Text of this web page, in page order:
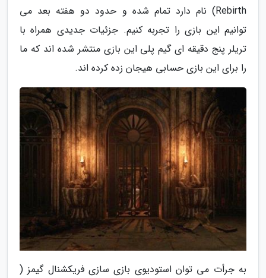
Rebirth) نام دارد تمام شده و حدود دو هفته بعد می
توانیم این بازی را تجربه کنیم. جزئیات جدیدی همراه با
تریلر پنج دقیقه ای گیم پلی این بازی منتشر شده اند که ما
را برای این بازی حسابی هیجان زده کرده اند.
به جرأت می توان استودیوی بازی سازی فریکشنال گیمز (